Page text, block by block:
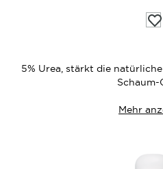
die
5% Urea, stärkt die
Schaum-
Mehr